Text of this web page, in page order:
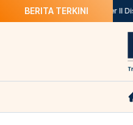
BERITA TERKINI
Agustus Stimulus Semester II